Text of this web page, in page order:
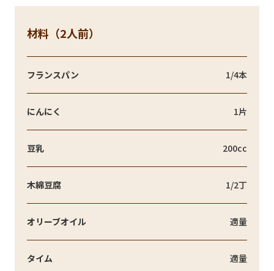
材料（2人前）
フランスパン 1/4本
にんにく 1片
豆乳 200cc
木綿豆腐 1/2丁
オリーブオイル 適量
タイム 適量